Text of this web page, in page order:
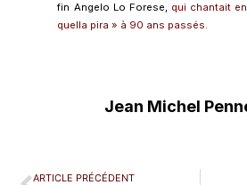
fin Angelo Lo Forese, qui chantait
quella pira » à 90 ans passés.
Jean Michel
ARTICLE PRÉCÉDENT